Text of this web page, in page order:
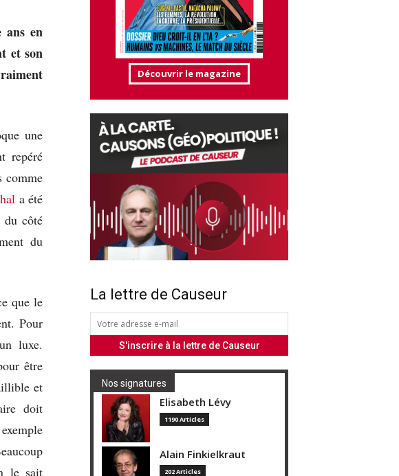
ans en
et son
une
repéré
comme
a été
du côté
du
que le
Pour
luxe.
être
et
doit
le sait
Découvrir le magazine
La lettre de Causeur
Nos signatures
Elisabeth Lévy
1190 Articles
Alain Finkielkraut
202 Articles